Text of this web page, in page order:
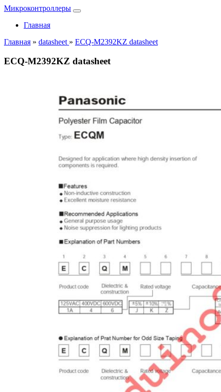
Микроконтроллеры
Главная
Главная » datasheet » ECQ-M2392KZ datasheet
ECQ-M2392KZ datasheet